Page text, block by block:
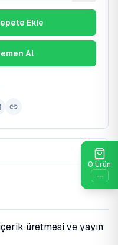
Ekle
Al
üretmesi ve yayın
0 Ürün
--